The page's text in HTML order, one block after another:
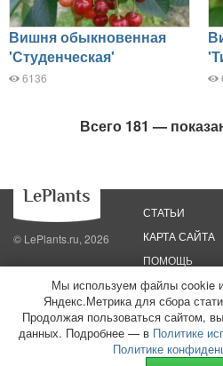
Вишня обыкновенная
'Студенческая'
6136
Всего 181 —
© LePlants.ru, 2026
СТАТЬИ
КАРТА САЙТА
ПОМОЩЬ
Политика конфиденциальности
Политика
Пользовательское соглашение
ООО «Трафик»
ИНН 7813175200 ОГРН
Мы используем файлы cookie
Яндекс.Метрика для сбора
Продолжая пользоваться сайтом,
данных. Подробнее — в Политике
Политике